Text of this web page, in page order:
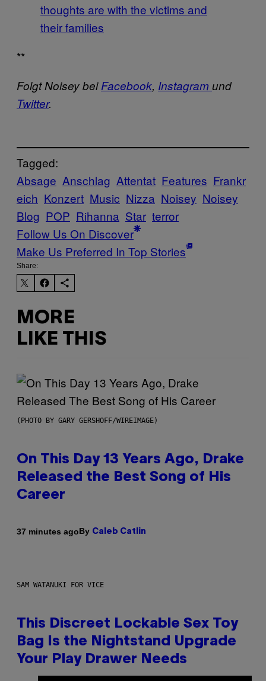
thoughts are with the victims and
their families
**
Folgt Noisey beiFacebook, Instagramund
Twitter.
Tagged:
Absage Anschlag Attentat Features Frankr
eich Konzert Music Nizza Noisey Noisey
Blog POP Rihanna Star terror
Follow Us On Discover
Make Us Preferred In Top Stories
Share:
MORE
LIKE THIS
(PHOTO BY GARY GERSHOFF/WIREIMAGE)
On This Day 13 Years Ago, Drake
Released the Best Song of His
Career
37 minutes agoBy Caleb Catlin
SAM WATANUKI FOR VICE
This Discreet Lockable Sex Toy
Bag Is the Nightstand Upgrade
Your Play Drawer Needs